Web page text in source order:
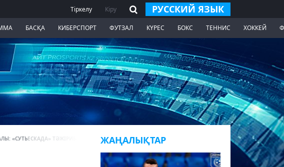
Тіркелу Кіру РУССКИЙ ЯЗЫК
БАСҚА КИБЕРСПОРТ ФУТЗАЛ КҮРЕС БОКС ТЕННИС ХОККЕЙ
«СУТЬЕСКАДА» ТӘЖІРИБЕ ЖОҚ ЖАҢАЛЫҚТАР